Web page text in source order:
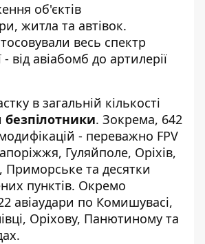
об'єктів
житла та автівок.
весь спектр
- від авіабомб до артилерії
в загальній кількості
безпілотники. Зокрема, 642
- переважно FPV
Гуляйполе, Оріхів,
Приморське та десятки
пунктів. Окремо
авіаудари по Комишувасі,
Оріхову, Панютиному та